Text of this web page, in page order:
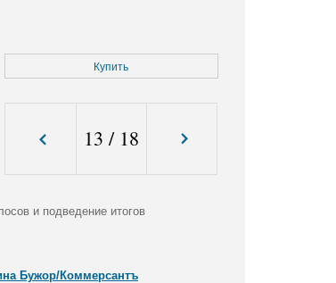
Купить
13 / 18
и подведение итогов
Бужор/Коммерсантъ